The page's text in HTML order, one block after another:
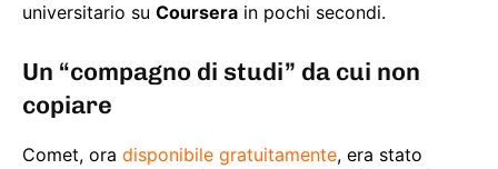
universitario su Coursera in pochi secondi.
Un “compagno di studi” da cui non
copiare
Comet, ora disponibile gratuitamente, era stato